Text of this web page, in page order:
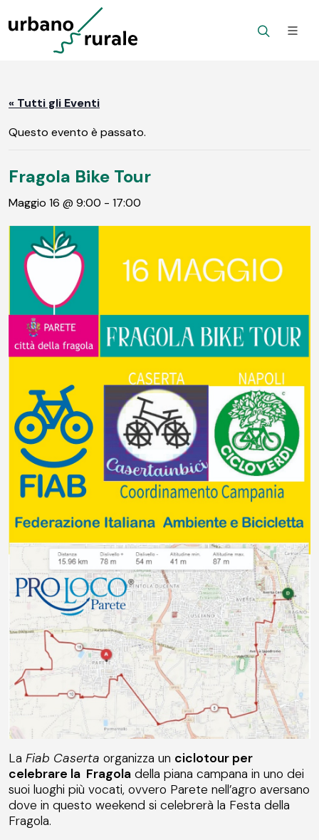
« Tutti gli Eventi
Questo evento è passato.
Fragola Bike Tour
Maggio 16 @ 9:00 - 17:00
La Fiab Caserta organizza un ciclotour per
celebrare la Fragola della piana campana in uno dei
suoi luoghi più vocati, ovvero Parete nell’agro aversano
dove in questo weekend si celebrerà la Festa della
Fragola.